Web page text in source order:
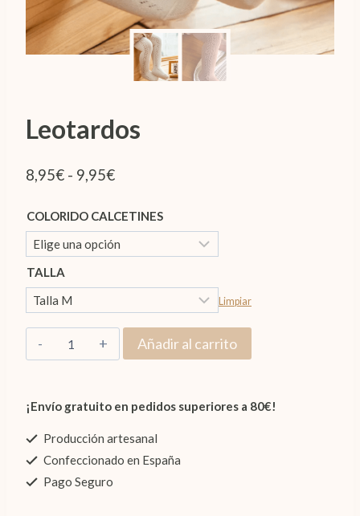
Leotardos
8,95€ - 9,95€Rango
precios:
desde
hasta
9,95€
COLORIDO CALCETINES
TALLA
Limpiar
Leotardos
cantidad
Añadir al carrito
¡Envío gratuito en pedidos superiores a 80€!
Producción artesanal
Confeccionado en España
Pago Seguro